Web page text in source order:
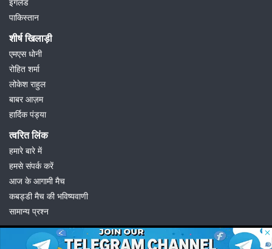
पाकिस्तान
शीर्ष खिलाड़ी
एमएस धोनी
रोहित शर्मा
लोकेश राहुल
बाबर आज़म
हार्दिक पंड्या
त्वरित लिंक
हमारे बारे में
हमसे संपर्क करें
आज के आगामी मैच
कबड्डी मैच की भविष्यवाणी
सामान्य प्रश्न
© 2026 Possible11